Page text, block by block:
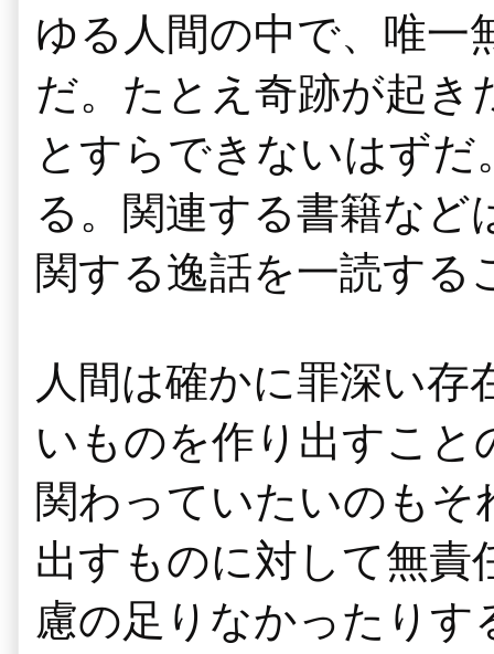
ゆる人間の中で、唯一
だ。たとえ奇跡が起き
とすらできないはず
る。関連する書籍など
関する逸話を一読する
人間は確かに罪深い
いものを作り出すこ
関わっていたいのも
出すものに対して無責
慮の足りなかったり